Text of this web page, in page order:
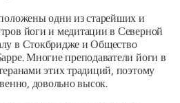
одни из старейших и
йоги и медитации в Северной
в Стокбридже и Общество
Многие преподаватели йоги в
этих традиций, поэтому
довольно высок.